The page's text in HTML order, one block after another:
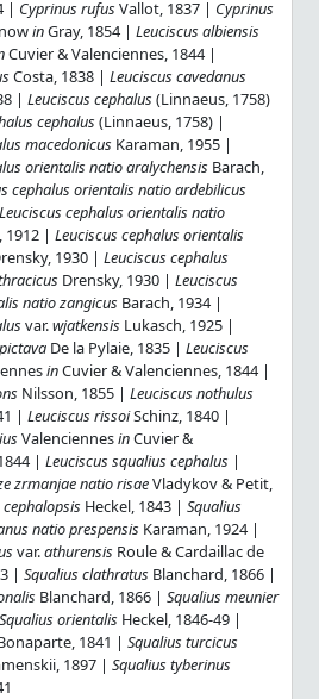
| Cyprinus rufus Vallot, 1837 | Cyprinus
inGray, 1854 | Leuciscus albiensis
Cuvier & Valenciennes, 1844 |
Costa, 1838 | Leuciscus cavedanus
| Leuciscus cephalus (Linnaeus, 1758)
cephalus (Linnaeus, 1758) |
macedonicus Karaman, 1955 |
orientalis natio aralychensis Barach,
cephalus orientalis natio ardebilicus
Leuciscus cephalus orientalis natio
| Leuciscus cephalus orientalis
1930 | Leuciscus cephalus
Drensky, 1930 | Leuciscus
natio zangicus Barach, 1934 |
var.wjatkensis Lukasch, 1925 |
De la Pylaie, 1835 | Leuciscus
inCuvier & Valenciennes, 1844 |
Nilsson, 1855 | Leuciscus nothulus
| Leuciscus rissoiSchinz, 1840 |
ValenciennesinCuvier &
| Leuciscus squalius cephalus |
zrmanjae natio risaeVladykov & Petit,
Heckel, 1843 | Squalius
natio prespensis Karaman, 1924 |
var.athurensis Roule & Cardaillac de
| Squalius clathratus Blanchard, 1866 |
Blanchard, 1866 | Squalius meunier
Squalius orientalis Heckel, 1846-49 |
1841 | Squalius turcicus
1897 | Squalius tyberinus